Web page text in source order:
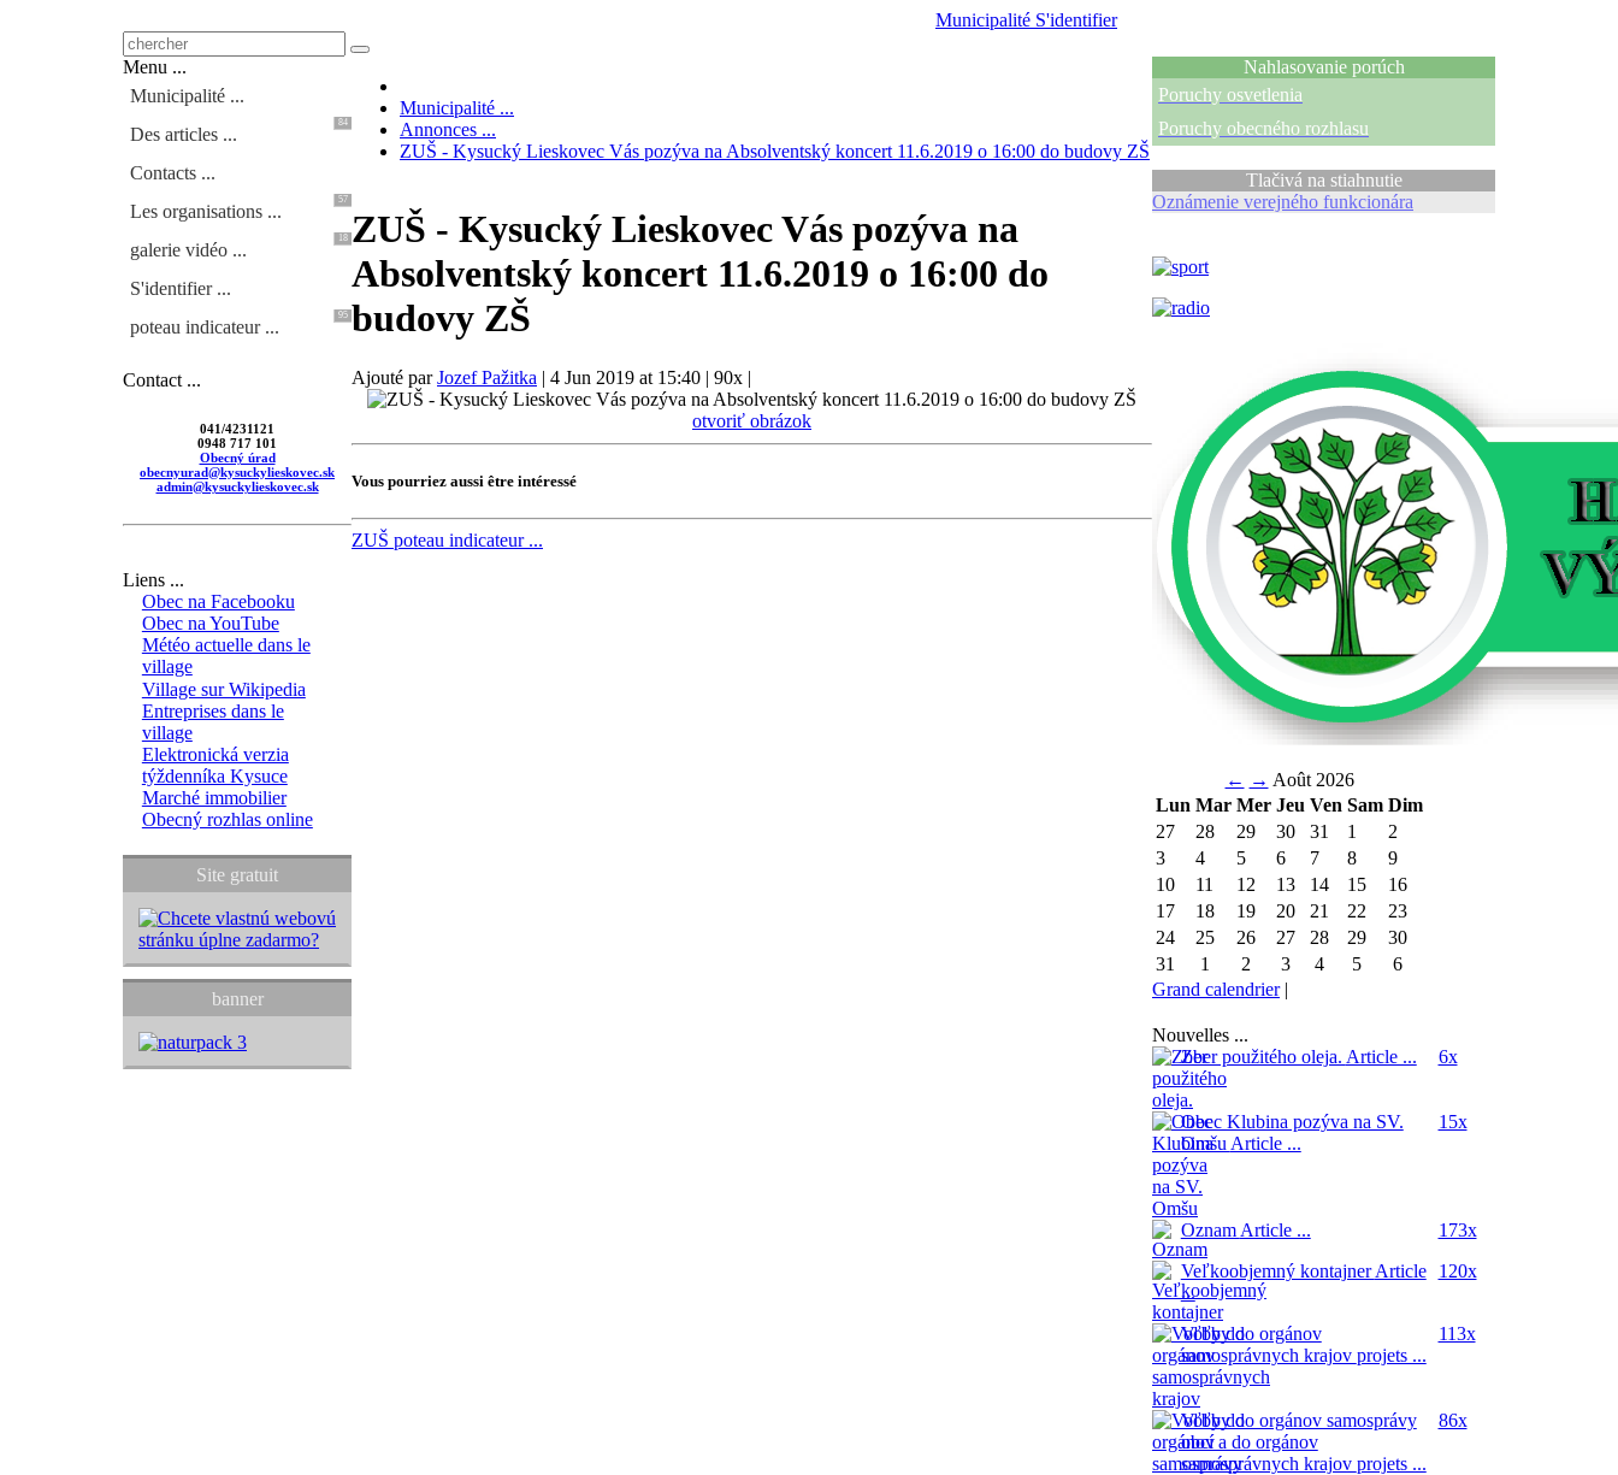
Municipalité S'identifier
Menu ...
Municipalité ...
Des articles ...
84
Contacts ...
Les organisations ...
57
galerie vidéo ...
18
S'identifier ...
poteau indicateur ...
95
Contact ...
041/4231121
0948 717 101
Obecný úrad
obecnyurad@kysuckylieskovec.sk
admin@kysuckylieskovec.sk
Liens ...
Obec na Facebooku
Obec na YouTube
Météo actuelle dans le
village
Village sur Wikipedia
Entreprises dans le
village
Elektronická verzia
týždenníka Kysuce
Marché immobilier
Obecný rozhlas online
Site gratuit
banner
Municipalité ...
Annonces ...
ZUŠ - Kysucký Lieskovec Vás pozýva na Absolventský koncert 11.6.2019 o 16:00 do budovy ZŠ
ZUŠ - Kysucký Lieskovec Vás pozýva na
Absolventský koncert 11.6.2019 o 16:00 do
budovy ZŠ
Ajouté parJozef Pažitka | 4 Jun 2019 at 15:40 | 90x |
otvoriť obrázok
Vous pourriez aussi être intéressé
ZUŠ poteau indicateur ...
Nahlasovanie porúch
Poruchy osvetlenia
Poruchy obecného rozhlasu
Tlačivá na stiahnutie
Oznámenie verejného funkcionára
← → Août 2026
Lun Mar Mer Jeu Ven Sam Dim
27
28 29 30 31 1
2
3
4 5 6 7 8
9
10
11 12 13 14 15
16
17
18 19 20 21 22
23
24
25 26 27 28 29
30
31
1 2 3 4 5
6
Grand calendrier|
Nouvelles ...
Zber použitého oleja. Article ... 6x
Obec Klubina pozýva na SV.
Omšu Article ...
15x
Oznam Article ...
173x
Veľkoobjemný kontajnerArticle
...
120x
Voľby do orgánov
samosprávnych krajov projets ...
113x
Voľby do orgánov samosprávy
obcí a do orgánov
samosprávnych krajov projets ...
86x